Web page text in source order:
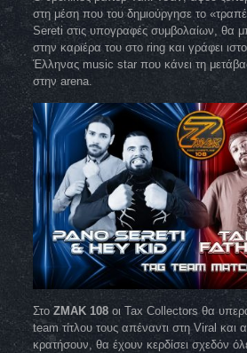
στη μέση που του δημιούργησε το
Sereti στις υπογραφές συμβολαίων, θα
στην καριέρα του στο ring και γράφει
Έλληνας music star που κάνει τη
στην arena.
ΣτοZMAK 108οι Tax Collectors θα
team τίτλου τους απέναντι στη Viral και
κρατήσουν, θα έχουν κερδίσει σχεδόν